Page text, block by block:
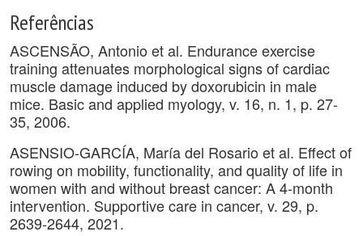
Referências
ASCENSÃO, Antonio et al. Endurance exercise
training attenuates morphological signs of cardiac
muscle damage induced by doxorubicin in male
mice. Basic and applied myology, v. 16, n. 1, p. 27-
35, 2006.
ASENSIO-GARCÍA, María del Rosario et al. Effect of
rowing on mobility, functionality, and quality of life in
women with and without breast cancer: A 4-month
intervention. Supportive care in cancer, v. 29, p.
2639-2644, 2021.